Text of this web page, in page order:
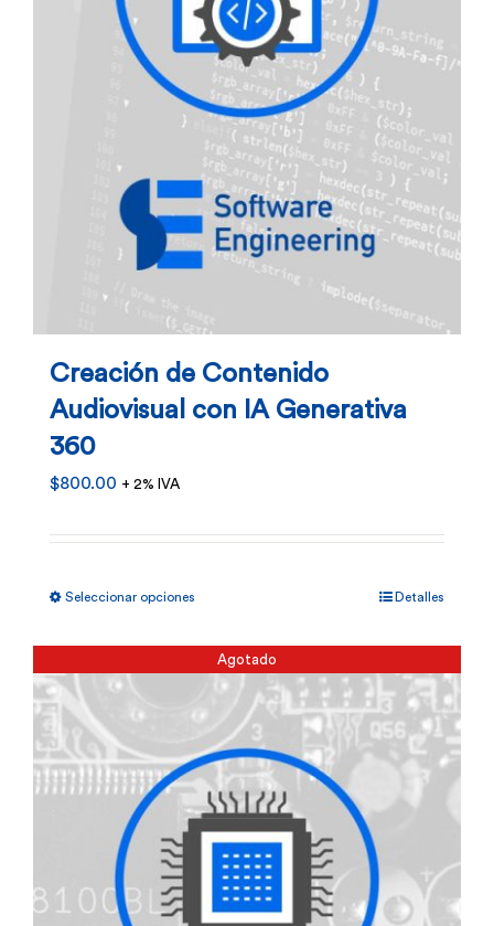
Creación de Contenido
Audiovisual con IA Generativa
360
$800.00 + 2% IVA
Seleccionar opciones
tiene
múltiples
variantes.
Las
opciones
se
pueden
elegir
Detalles
Agotado